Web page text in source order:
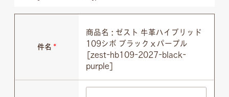
件名 *
商品名 : ゼスト 牛革ハイブリッド
109シボ ブラックｘパープル
[zest-hb109-2027-black-
purple]